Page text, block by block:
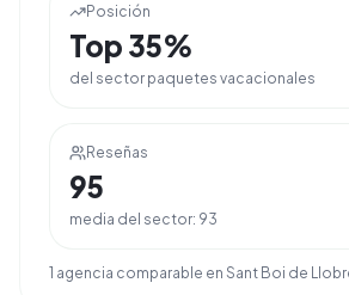
Posición
Top 35%
del sector paquetes vacacionales
Reseñas
95
media del sector: 93
1 agencia comparable en Sant Boi de